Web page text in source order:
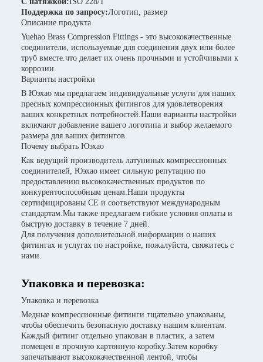
Поддержка по запросу:Логотип, размер
Описание продукта
Yuehao Brass Compression Fittings - это высококачественные
соединители, используемые для соединения двух или более
труб вместе.что делает их очень прочными и устойчивыми к
коррозии.
Варианты настройки
В Юэхао мы предлагаем индивидуальные услуги для наших
пресных компрессионных фитингов для удовлетворения
ваших конкретных потребностей.Наши варианты настройки
включают добавление вашего логотипа и выбор желаемого
размера для ваших фитингов.
Почему выбрать Юэхао
Как ведущий производитель латуниных компрессионных
соединителей, Юэхао имеет сильную репутацию по
предоставлению высококачественных продуктов по
конкурентоспособным ценам.Наши продукты
сертифицированы CE и соответствуют международным
стандартам.Мы также предлагаем гибкие условия оплаты и
быструю доставку в течение 7 дней.
Для получения дополнительной информации о наших
фитингах и услугах по настройке, пожалуйста, свяжитесь с
нами.
Упаковка и перевозка:
Упаковка и перевозка
Медные компрессионные фитинги тщательно упакованы,
чтобы обеспечить безопасную доставку нашим клиентам.
Каждый фитинг отдельно упакован в пластик, а затем
помещен в прочную картонную коробку.Затем коробку
запечатывают высококачественной лентой, чтобы